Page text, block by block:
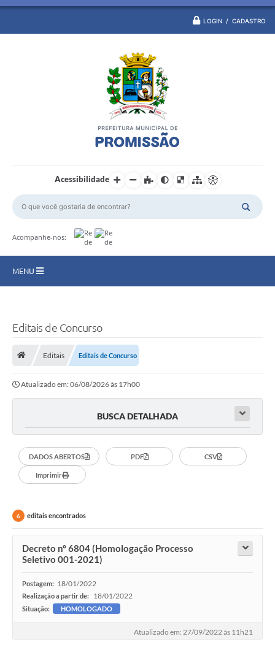
LOGIN / CADASTRO
Acessibilidade
Acompanhe-nos:
MENU
Turismo
Ouvidoria
Audiências Públicas
Bolsa Família
Editais
Plano Municipal - Agricultura e Meio
Ambiente
Internet Gratuita
Orçamento Participativo 2026
Editais de Concurso
Editais Editais de Concurso
Atualizado em: 06/08/2026 às 17h00
BUSCA DETALHADA
DADOS ABERTOS PDF CSV
Imprimir
6 editais encontrados
Decreto nº 6804 (Homologação Processo
Seletivo 001-2021)
Postagem: 18/01/2022
Realização a partir de: 18/01/2022
Situação: HOMOLOGADO
Atualizado em: 27/09/2022 às 11h21